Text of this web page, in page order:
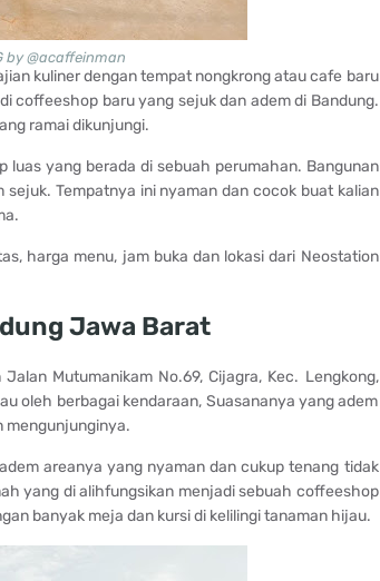
by @acaffeinman
kuliner dengan tempat nongkrong atau cafe baru
coffeeshop baru yang sejuk dan adem di Bandung.
ramai dikunjungi.
luas yang berada di sebuah perumahan. Bangunan
Tempatnya ini nyaman dan cocok buat kalian
harga menu, jam buka dan lokasi dari Neostation
Jawa Barat
Mutumanikam No.69, Cijagra, Kec. Lengkong,
oleh berbagai kendaraan, Suasananya yang adem
mengunjunginya.
areanya yang nyaman dan cukup tenang tidak
yang di alihfungsikan menjadi sebuah coffeeshop
banyak meja dan kursi di kelilingi tanaman hijau.